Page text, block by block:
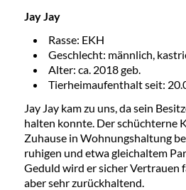
Jay Jay
Rasse: EKH
Geschlecht: männlich,
Alter: ca. 2018 geb.
Tierheimaufenthalt seit:
Jay Jay kam zu uns, da sein
halten konnte. Der schüchterne
Zuhause in Wohnungshaltung
ruhigen und etwa gleichaltem
Geduld wird er sicher Vertrauen
aber sehr zurückhaltend.